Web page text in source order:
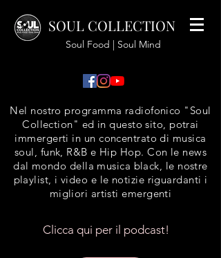
SOUL COLLECTION
Soul Food | Soul Mind
Nel nostro programma radiofonico "Soul
Collection" ed in questo sito, potrai
immergerti in un concentrato di musica
soul, funk, R&B e Hip Hop. Con le news
dal mondo della musica black, le nostre
playlist, i video e le notizie riguardanti i
migliori artisti emergenti
Clicca qui per il podcast!